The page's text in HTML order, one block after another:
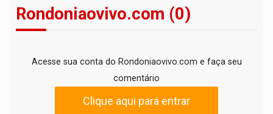
Rondoniaovivo.com (0)
Acesse sua conta do Rondoniaovivo.com e faça seu
comentário
Clique aqui para entrar